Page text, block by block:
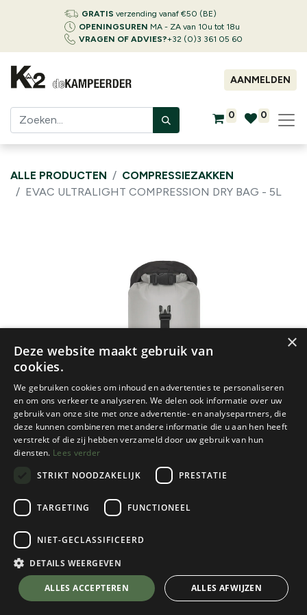
GRATIS verzending vanaf €50 (BE)
OPENINGSUREN MA - ZA van 10u tot 18u
VRAGEN OF ADVIES?+32 (0)3 361 05 60
AANMELDEN
0 0
ALLE PRODUCTEN
COMPRESSIEZAKKEN
EVAC ULTRALIGHT COMPRESSION DRY BAG - 5L
Sea To Summit
Evac Ultralight Compression Dry Bag -
5L
High Rise
💬 Stel je vraag over dit product via WhatsApp
×
Deze website maakt gebruik van
cookies.
We gebruiken cookies om inhoud en advertenties te personaliseren
en om ons verkeer te analyseren. We delen ook informatie over uw
gebruik van onze site met onze advertentie- en analysepartners, die
deze kunnen combineren met andere informatie die u aan hen heeft
verstrekt of die zij hebben verzameld door uw gebruik van hun
diensten. Lees verder
STRIKT NOODZAKELIJK
PRESTATIE
TARGETING FUNCTIONEEL
NIET-GECLASSIFICEERD
DETAILS WEERGEVEN
ALLES ACCEPTEREN ALLES AFWIJZEN